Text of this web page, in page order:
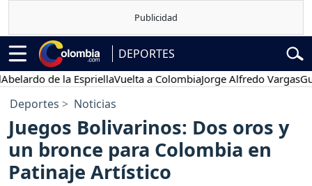
DEPORTES
de la EspriellaVuelta a ColombiaJorge Alfredo Vargas
Deportes Noticias
Juegos Bolivarinos: Dos oros y
un bronce para Colombia en
Patinaje Artístico